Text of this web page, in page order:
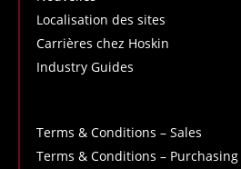
Localisation des sites
Carrières chez Hoskin
Industry Guides
Terms & Conditions – Sales
Terms & Conditions – Purchasing